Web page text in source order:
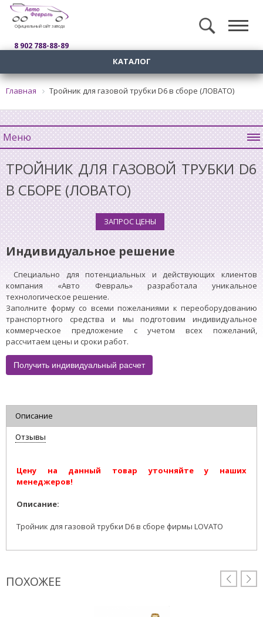
Официальный сайт завода
8 902 788-88-89
КАТАЛОГ
Главная Тройник для газовой трубки D6 в сборе (ЛОВАТО)
Меню
ТРОЙНИК ДЛЯ ГАЗОВОЙ ТРУБКИ D6
В СБОРЕ (ЛОВАТО)
ЗАПРОС ЦЕНЫ
Индивидуальное решение
Специально для потенциальных и действующих клиентов
компания «Авто Февраль» разработала уникальное
технологическое решение.
Заполните форму со всеми пожеланиями к переоборудованию
транспортного средства и мы подготовим индивидуальное
коммерческое предложение с учетом всех пожеланий,
рассчитаем цены и сроки работ.
Получить индивидуальный расчет
Описание
Отзывы
Цену на данный товар уточняйте у наших
менеджеров!
Описание:
Тройник для газовой трубки D6 в сборе фирмы LOVATO
 
ПОХОЖЕЕ